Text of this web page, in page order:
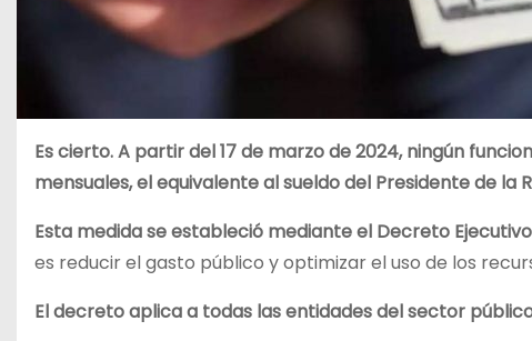
Es cierto. A partir del 17 de marzo de 2024, ningún
mensuales, el equivalente al sueldo del Presidente de la
Esta medida se estableció mediante el Decreto
es reducir el gasto público y optimizar el uso de los
El decreto aplica a todas las entidades del sector